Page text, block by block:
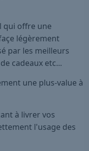
qui offre une
légèrement
par les meilleurs
cadeaux etc...
une plus-value à
à livrer vos
l'usage des